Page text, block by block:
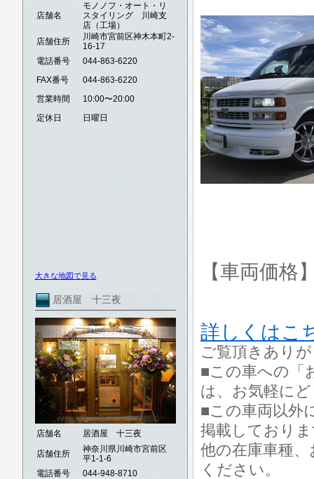
店舗名
モノノフ・オート・リ
スタイリング 川崎支
店（工場）
店舗住所
川崎市宮前区神木本町2-
16-17
電話番号
044-863-6220
FAX番号
044-863-6220
営業時間
10:00〜20:00
定休日
日曜日
大きな地図で見る
居酒屋 十三夜
店舗名 居酒屋 十三夜
店舗住所
神奈川県川崎市宮前区
平1-1-6
電話番号
044-948-8710
【車両価格
詳しくはこ
ご覧頂きあり
■この車への「
は、お気軽に
■この車両以外
掲載しており
他の在庫車種
ください。